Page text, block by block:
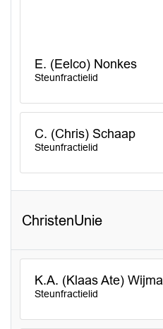
E. (Eelco) Nonkes
Steunfractielid
C. (Chris) Schaap
Steunfractielid
ChristenUnie
K.A. (Klaas Ate) Wijma
Steunfractielid